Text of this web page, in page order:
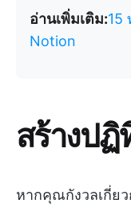
อ่านเพิ่มเติม:15
Notion
สร้างป
หากคุณกังวลเกี่ย